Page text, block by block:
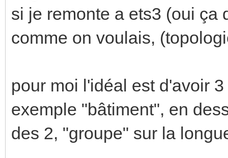
si je remonte a ets3 (oui ça
comme on voulais,
pour moi l'idéal est d'avoir
exemple "bâtiment", en
des 2, "groupe" sur la